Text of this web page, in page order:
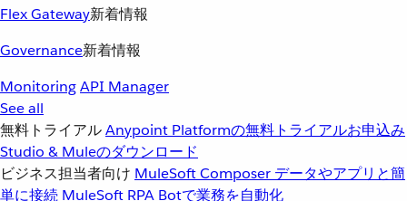
Flex Gateway新着情報
Governance新着情報
MonitoringAPI Manager
See all
無料トライアルAnypoint Platformの無料トライアルお申込み
Studio & Muleのダウンロード
ビジネス担当者向け MuleSoft Composer データやアプリと簡
単に接続 MuleSoft RPA Botで業務を自動化